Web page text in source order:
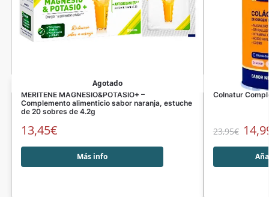
Agotado
MERITENE MAGNESIO&POTASIO+ –
Complemento alimenticio sabor naranja, estuche
de 20 sobres de 4.2g
13,45€
Más info
Colnatur
23,95€